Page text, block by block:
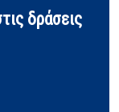
δράσεις